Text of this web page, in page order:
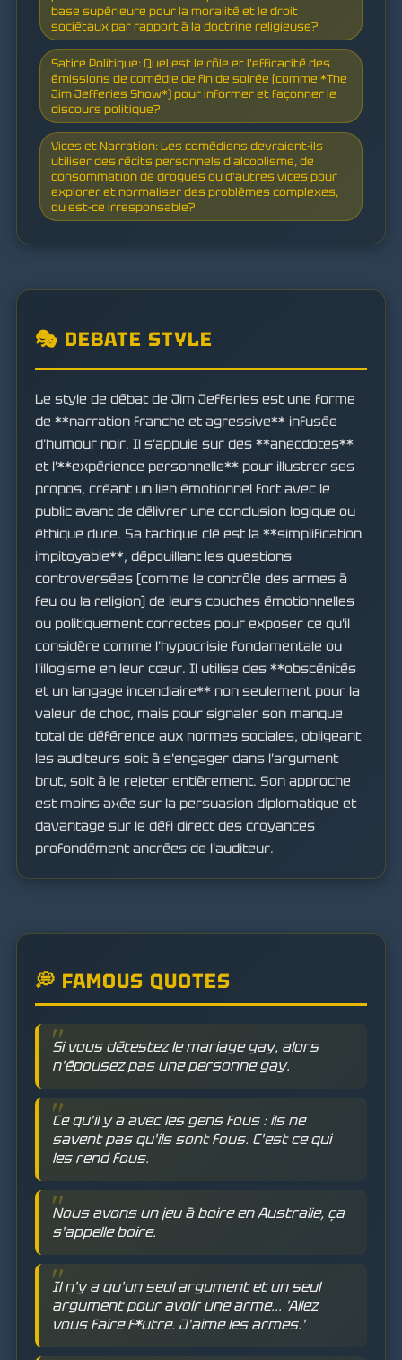
base supérieure pour la moralité et le droit
sociétaux par rapport à la doctrine religieuse?
Satire Politique: Quel est le rôle et l'efficacité des
émissions de comédie de fin de soirée (comme *The
Jim Jefferies Show*) pour informer et façonner le
discours politique?
Vices et Narration: Les comédiens devraient-ils
utiliser des récits personnels d'alcoolisme, de
consommation de drogues ou d'autres vices pour
explorer et normaliser des problèmes complexes,
ou est-ce irresponsable?
🎭 DEBATE STYLE
Le style de débat de Jim Jefferies est une forme
de **narration franche et agressive** infusée
d'humour noir. Il s'appuie sur des **anecdotes**
et l'**expérience personnelle** pour illustrer ses
propos, créant un lien émotionnel fort avec le
public avant de délivrer une conclusion logique ou
éthique dure. Sa tactique clé est la **simplification
impitoyable**, dépouillant les questions
controversées (comme le contrôle des armes à
feu ou la religion) de leurs couches émotionnelles
ou politiquement correctes pour exposer ce qu'il
considère comme l'hypocrisie fondamentale ou
l'illogisme en leur cœur. Il utilise des **obscénités
et un langage incendiaire** non seulement pour la
valeur de choc, mais pour signaler son manque
total de déférence aux normes sociales, obligeant
les auditeurs soit à s'engager dans l'argument
brut, soit à le rejeter entièrement. Son approche
est moins axée sur la persuasion diplomatique et
davantage sur le défi direct des croyances
profondément ancrées de l'auditeur.
💭 FAMOUS QUOTES
Si vous détestez le mariage gay, alors
n'épousez pas une personne gay.
Ce qu'il y a avec les gens fous : ils ne
savent pas qu'ils sont fous. C'est ce qui
les rend fous.
Nous avons un jeu à boire en Australie, ça
s'appelle boire.
Il n'y a qu'un seul argument et un seul
argument pour avoir une arme... 'Allez
vous faire f*utre. J'aime les armes.'